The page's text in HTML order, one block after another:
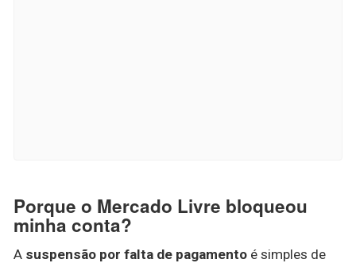
Porque o Mercado Livre bloqueou
minha conta?
A suspensão por falta de pagamento é simples de